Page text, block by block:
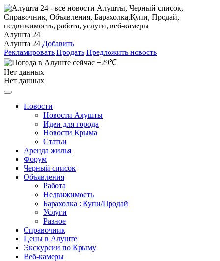
Алушта 24
Алушта 24 Добавить
Рекламировать Продать Предложить новость
+29℃
Нет данных
Нет данных
Новости
Новости Алушты
Идеи для города
Новости Крыма
Статьи
Аренда жилья
Форум
Черный список
Объявления
Работа
Недвижимость
Барахолка : Купи/Продай
Услуги
Разное
Справочник
Цены в Алуште
Экскурсии по Крыму
Веб-камеры